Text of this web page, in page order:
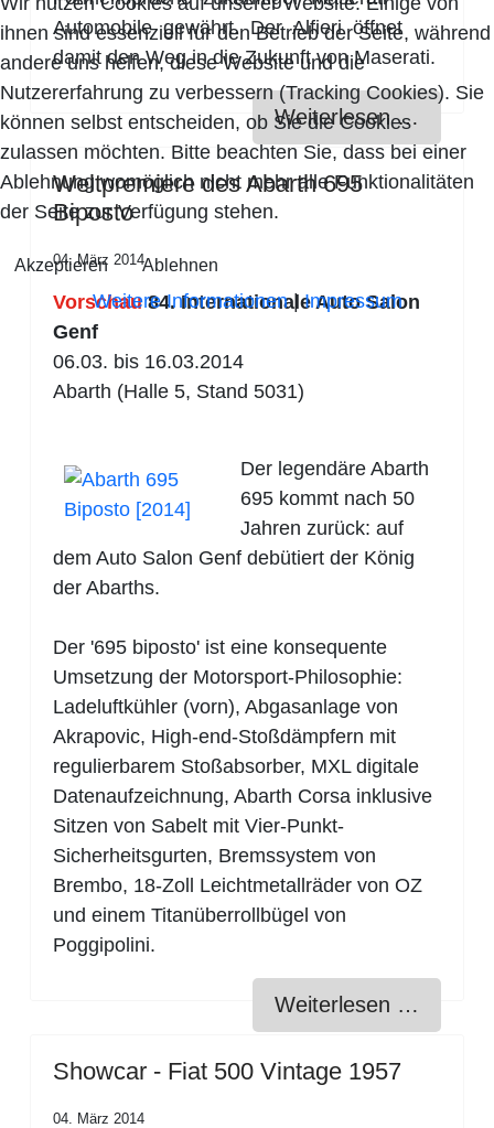
Automobile gewährt. Der Alfieri öffnet
damit den Weg in die Zukunft von Maserati.
Weiterlesen …
Weltpremiere des Abarth 695
Biposto
04. März 2014
Vorschau84. Internationale Auto Salon
Genf
06.03. bis 16.03.2014
Abarth (Halle 5, Stand 5031)
Der legendäre Abarth
695 kommt nach 50
Jahren zurück: auf
dem Auto Salon Genf debütiert der König
der Abarths.
Der '695 biposto' ist eine konsequente
Umsetzung der Motorsport-Philosophie:
Ladeluftkühler (vorn), Abgasanlage von
Akrapovic, High-end-Stoßdämpfern mit
regulierbarem Stoßabsorber, MXL digitale
Datenaufzeichnung, Abarth Corsa inklusive
Sitzen von Sabelt mit Vier-Punkt-
Sicherheitsgurten, Bremssystem von
Brembo, 18-Zoll Leichtmetallräder von OZ
und einem Titanüberrollbügel von
Poggipolini.
Weiterlesen …
Showcar - Fiat 500 Vintage 1957
04. März 2014
ihnen sind essenziell für den Betrieb der Seite, während
andere uns helfen, diese Website und die
Nutzererfahrung zu verbessern (Tracking Cookies). Sie
können selbst entscheiden, ob Sie die Cookies
zulassen möchten. Bitte beachten Sie, dass bei einer
Ablehnung womöglich nicht mehr alle Funktionalitäten
der Seite zur Verfügung stehen.
Akzeptieren Ablehnen
Weitere Informationen|Impressum